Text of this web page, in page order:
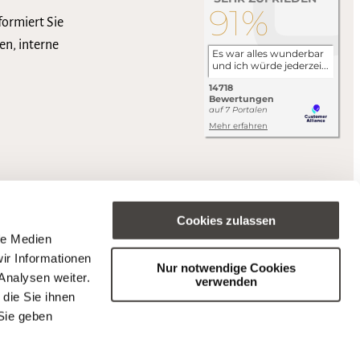
Medien
Informationen
weiter.
Sie ihnen
geben
Cookies zulassen
Nur notwendige Cookies
verwenden
Sie
interne